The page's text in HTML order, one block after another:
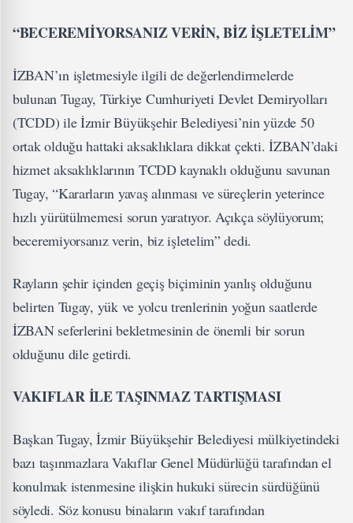
“BECEREMİYORSANIZ VERİN, BİZ İŞLETELİM”
İZBAN’ın işletmesiyle ilgili de değerlendirmelerde
bulunan Tugay, Türkiye Cumhuriyeti Devlet Demiryolları
(TCDD) ile İzmir Büyükşehir Belediyesi’nin yüzde 50
ortak olduğu hattaki aksaklıklara dikkat çekti. İZBAN’daki
hizmet aksaklıklarının TCDD kaynaklı olduğunu savunan
Tugay, “Kararların yavaş alınması ve süreçlerin yeterince
hızlı yürütülmemesi sorun yaratıyor. Açıkça söylüyorum;
beceremiyorsanız verin, biz işletelim” dedi.
Rayların şehir içinden geçiş biçiminin yanlış olduğunu
belirten Tugay, yük ve yolcu trenlerinin yoğun saatlerde
İZBAN seferlerini bekletmesinin de önemli bir sorun
olduğunu dile getirdi.
VAKIFLAR İLE TAŞINMAZ TARTIŞMASI
Başkan Tugay, İzmir Büyükşehir Belediyesi mülkiyetindeki
bazı taşınmazlara Vakıflar Genel Müdürlüğü tarafından el
konulmak istenmesine ilişkin hukuki sürecin sürdüğünü
söyledi. Söz konusu binaların vakıf tarafından